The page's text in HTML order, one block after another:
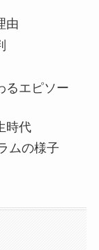
由
るエピソー
時代
ムの様子